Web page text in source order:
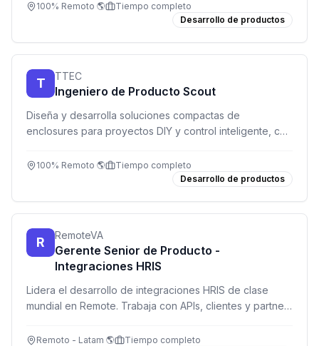
100% Remoto 🌎
Tiempo completo
Desarrollo de productos
T TTEC
Ingeniero de Producto Scout
Diseña y desarrolla soluciones compactas de
enclosures para proyectos DIY y control inteligente, con
100% Remoto 🌎
Tiempo completo
Desarrollo de productos
R RemoteVA
Gerente Senior de Producto -
Integraciones HRIS
Lidera el desarrollo de integraciones HRIS de clase
mundial en Remote. Trabaja con APIs, clientes y partners
talento. Rol técnico y estratégico, 100% remoto.
Remoto - Latam 🌎
Tiempo completo